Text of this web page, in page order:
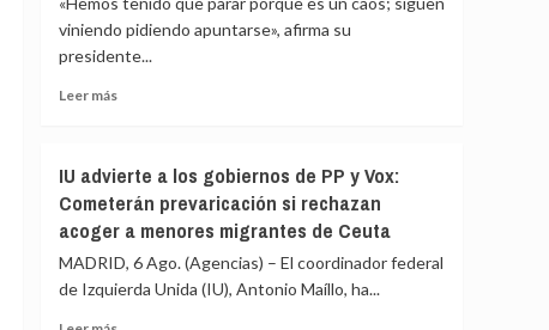
que
circula
por
sociales
a
los
migrantes
siguen
y
«blindar»
frontera
con
más
viniendo pidiendo apuntarse», afirma su
presidente...
Leer másLeer
Asociación
de
Vecinos
Príncipe
cifra
IU advierte a los gobiernos de PP y Vox:
Cometerán prevaricación si rechazan
acoger a menores migrantes de Ceuta
MADRID, 6 Ago. (Agencias) – El coordinador federal
de Izquierda Unida (IU), Antonio Maíllo, ha...
Leer